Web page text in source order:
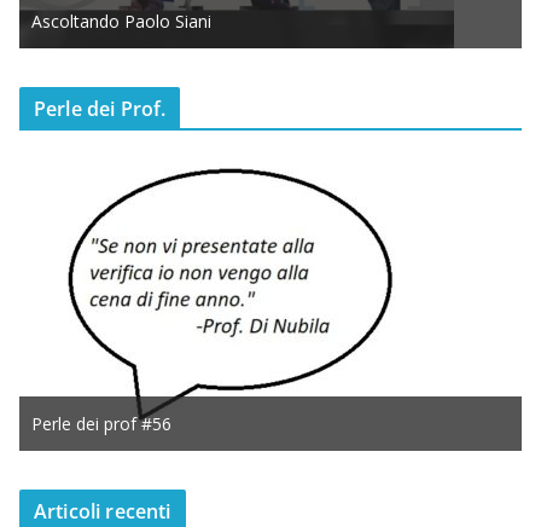
Ascoltando Paolo Siani
Perle dei Prof.
Perle dei prof #56
Articoli recenti